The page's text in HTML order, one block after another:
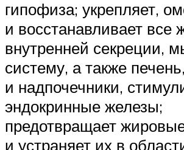
гипофиза; укрепляет,
и восстанавливает все
внутренней секреции,
систему, а также
и надпочечники,
эндокринные железы;
предотвращает
и устраняет их в